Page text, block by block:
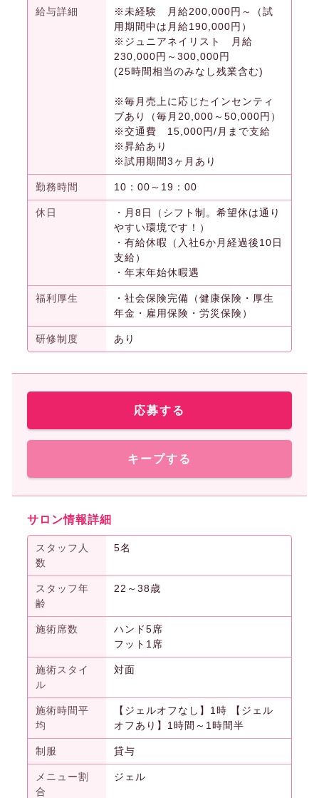
給与詳細
※未経験 月給200,000円～（試
用期間中は月給190,000円）
※ジュニアネイリスト 月給
230,000円～300,000円
(25時間相当のみなし残業含む)
※毎月売上に応じたインセンティ
ブあり（毎月20,000～50,000円）
※交通費 15,000円/月まで支給
※昇給あり
※試用期間3ヶ月あり
勤務時間 10：00～19：00
休日
・月8日（シフト制。希望休は通り
やすい環境です！）
・有給休暇（入社6か月経過後10日
支給）
・年末年始休暇遇
福利厚生
・社会保険完備（健康保険・厚生
年金・雇用保険・労災保険）
研修制度 あり
応募する
キープする
サロン情報詳細
スタッフ人
数
5名
スタッフ年
齢
22～38歳
施術席数
ハンド5席
フット1席
施術スタイ
ル
対面
施術時間平
均
【ジェルオフなし】1時 【ジェル
オフあり】1時間～1時間半
制服 貸与
メニュー割
合
ジェル